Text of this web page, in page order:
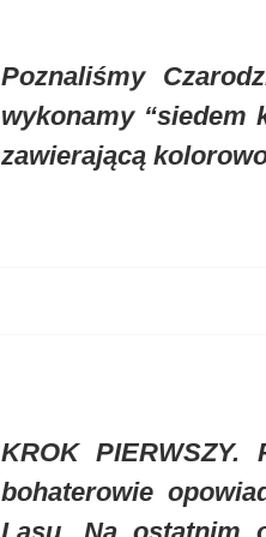
Poznaliśmy
wykonamy “siedem
zawierającą
KROK
bohaterowie